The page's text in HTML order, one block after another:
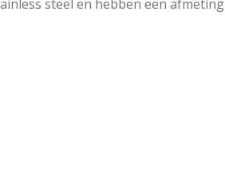
steel en hebben een afmeting